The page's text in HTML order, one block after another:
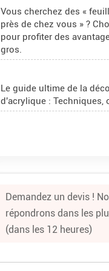
Vous cherchez des «
près de chez vous » ?
pour profiter des
gros.
Le guide ultime de la
d'acrylique : Techniques,
de plexiglas ?
Projet de sphères PMMA
Demandez un devis !
répondrons dans les
(dans les 12 heures)